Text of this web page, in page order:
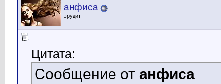
анфиса
эрудит
Цитата:
Сообщение от анфиса